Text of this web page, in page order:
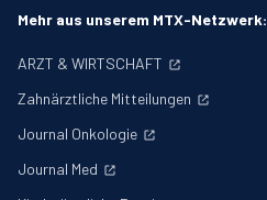
Mehr aus unserem MTX-Netzwerk:
ARZT & WIRTSCHAFT
Zahnärztliche Mitteilungen
Journal Onkologie
Journal Med